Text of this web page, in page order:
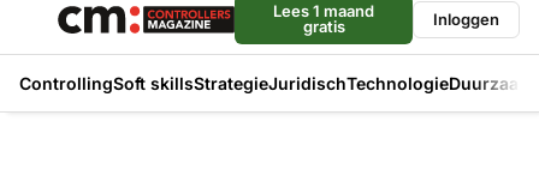
Lees 1 maand
gratis
Inloggen
ControllingSoft skillsStrategieJuridischTechnologie